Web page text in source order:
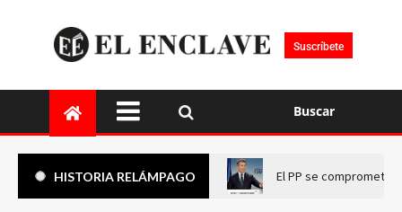
Suscríbete
Buscar
HISTORIA RELÁMPAGO El PP se compromete